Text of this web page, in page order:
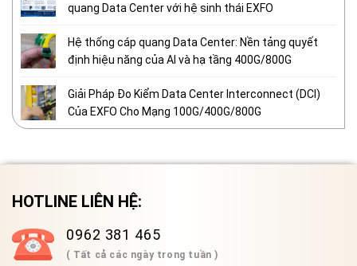
quang Data Center với hệ sinh thái EXFO
Hệ thống cáp quang Data Center: Nền tảng quyết
định hiệu năng của AI và hạ tầng 400G/800G
Giải Pháp Đo Kiểm Data Center Interconnect (DCI)
Của EXFO Cho Mạng 100G/400G/800G
HOTLINE LIÊN HỆ:
0962 381 465
( Tất cả các ngày trong tuần )